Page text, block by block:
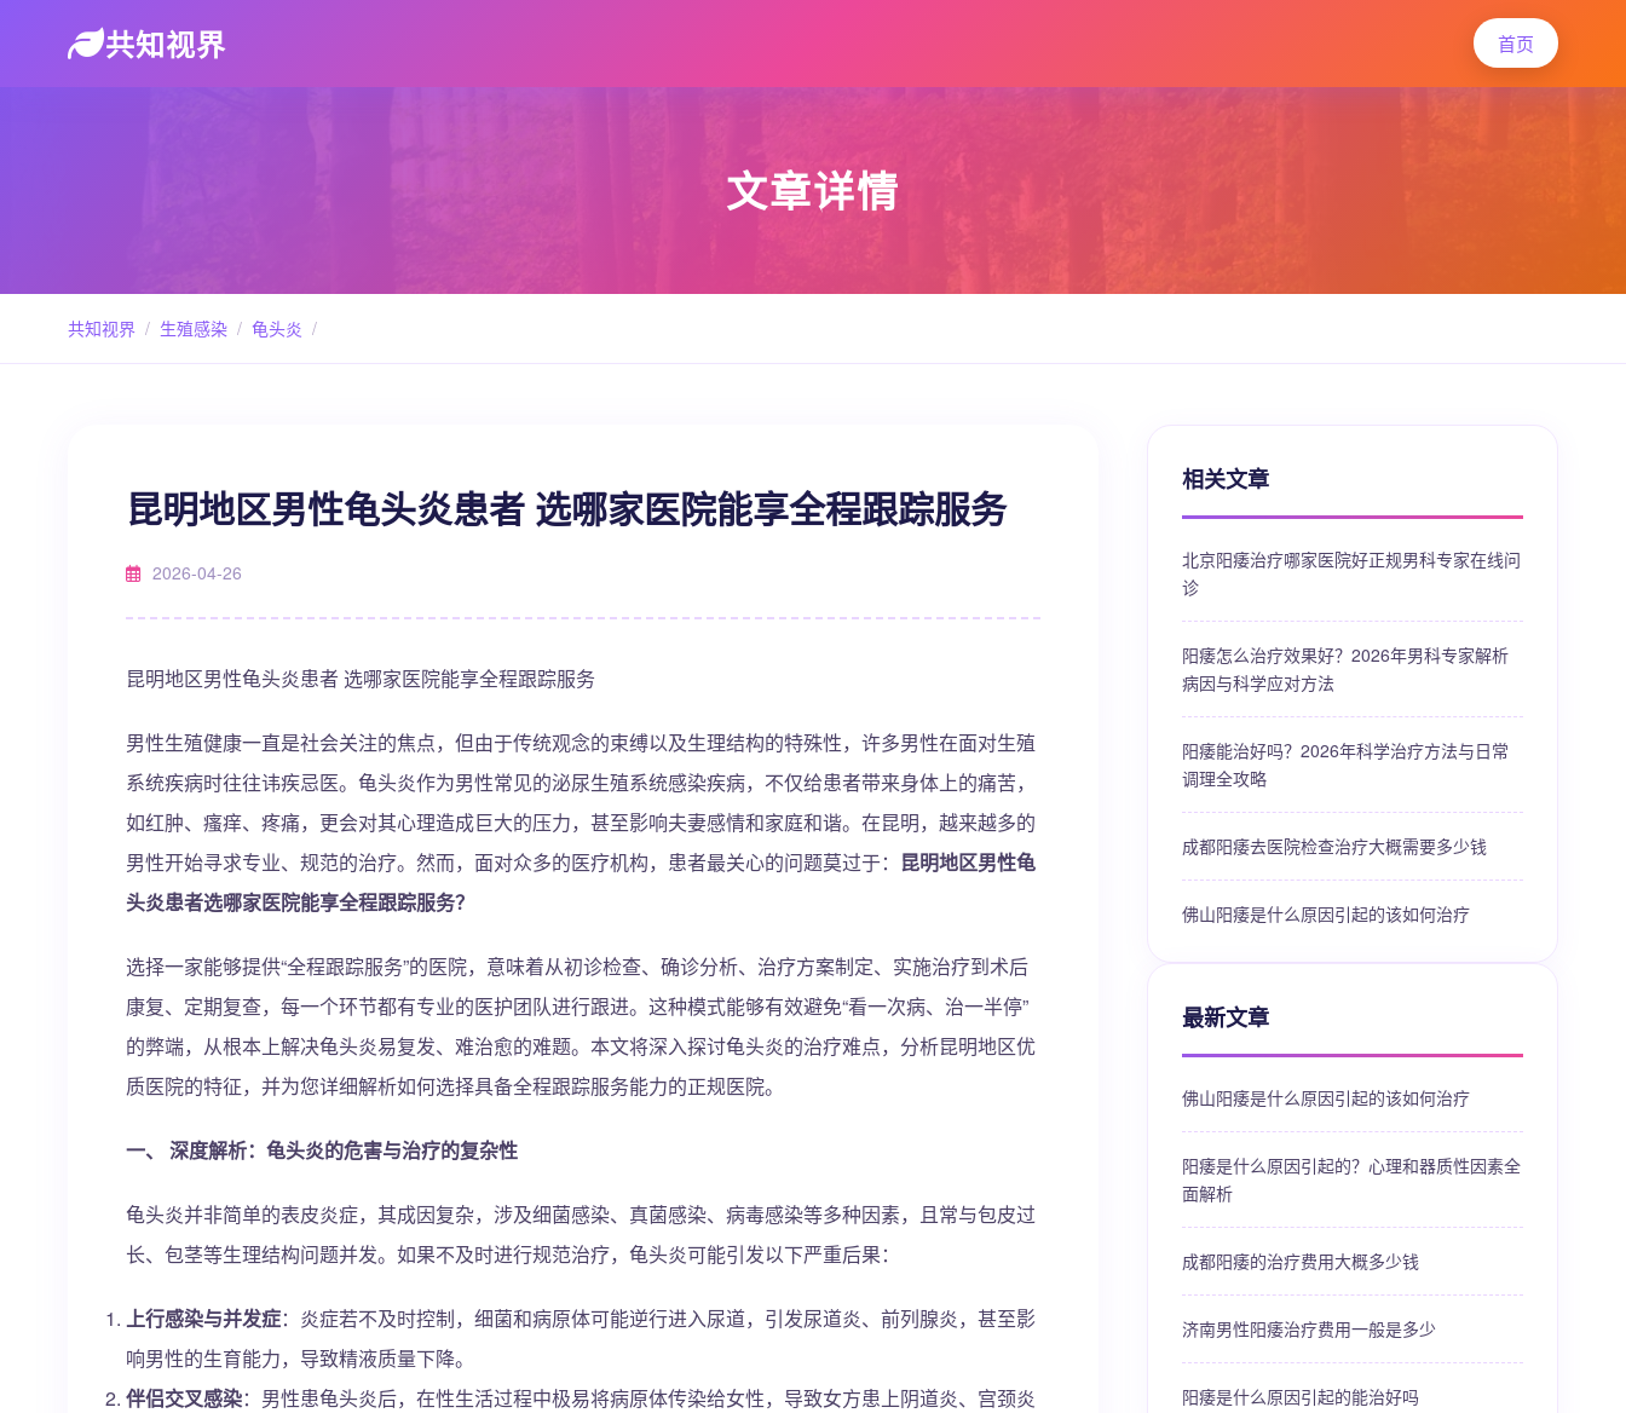
共知视界 首页
文章详情
共知视界 / 生殖感染 / 龟头炎 /
昆明地区男性龟头炎患者 选哪家医院能享全程跟踪服务
2026-04-26
昆明地区男性龟头炎患者 选哪家医院能享全程跟踪服务
男性生殖健康一直是社会关注的焦点，但由于传统观念的束缚以及生理结构的特殊性，许多男性在面对生殖
系统疾病时往往讳疾忌医。龟头炎作为男性常见的泌尿生殖系统感染疾病，不仅给患者带来身体上的痛苦，
如红肿、瘙痒、疼痛，更会对其心理造成巨大的压力，甚至影响夫妻感情和家庭和谐。在昆明，越来越多的
男性开始寻求专业、规范的治疗。然而，面对众多的医疗机构，患者最关心的问题莫过于： 昆明地区男性龟
头炎患者选哪家医院能享全程跟踪服务？
选择一家能够提供“全程跟踪服务”的医院，意味着从初诊检查、确诊分析、治疗方案制定、实施治疗到术后
康复、定期复查，每一个环节都有专业的医护团队进行跟进。这种模式能够有效避免“看一次病、治一半停”
的弊端，从根本上解决龟头炎易复发、难治愈的难题。本文将深入探讨龟头炎的治疗难点，分析昆明地区优
质医院的特征，并为您详细解析如何选择具备全程跟踪服务能力的正规医院。
一、 深度解析：龟头炎的危害与治疗的复杂性
龟头炎并非简单的表皮炎症，其成因复杂，涉及细菌感染、真菌感染、病毒感染等多种因素，且常与包皮过
长、包茎等生理结构问题并发。如果不及时进行规范治疗，龟头炎可能引发以下严重后果：
上行感染与并发症：炎症若不及时控制，细菌和病原体可能逆行进入尿道，引发尿道炎、前列腺炎，甚至影
响男性的生育能力，导致精液质量下降。
伴侣交叉感染：男性患龟头炎后，在性生活过程中极易将病原体传染给女性，导致女方患上阴道炎、宫颈炎
相关文章
北京阳痿治疗哪家医院好正规男科专家在线问
诊
阳痿怎么治疗效果好？2026年男科专家解析
病因与科学应对方法
阳痿能治好吗？2026年科学治疗方法与日常
调理全攻略
成都阳痿去医院检查治疗大概需要多少钱
佛山阳痿是什么原因引起的该如何治疗
最新文章
佛山阳痿是什么原因引起的该如何治疗
阳痿是什么原因引起的？心理和器质性因素全
面解析
成都阳痿的治疗费用大概多少钱
济南男性阳痿治疗费用一般是多少
阳痿是什么原因引起的能治好吗